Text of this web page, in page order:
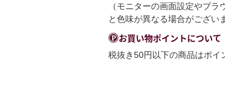
（モニターの画面設定やブ
と色味が異なる場合がござい
お買い物ポイントについて
税抜き50円以下の商品はポイ